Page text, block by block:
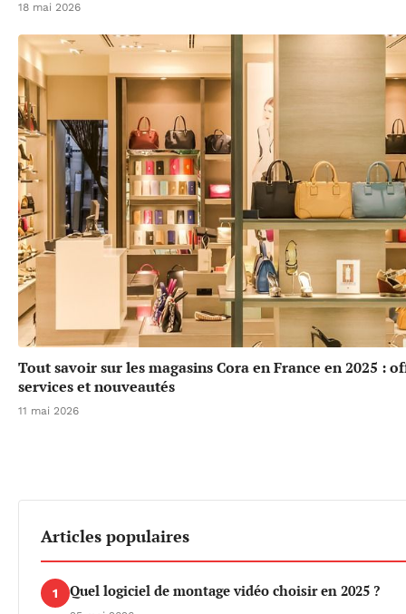
18 mai 2026
Tout savoir sur les magasins Cora en France en 2025 :
services et nouveautés
11 mai 2026
Articles populaires
1 Quel logiciel de montage vidéo choisir en 2025 ?